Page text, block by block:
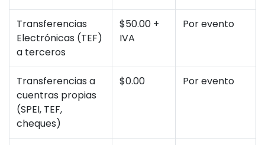
Transferencias
Electrónicas (TEF)
a terceros
$50.00 +
IVA
Por evento
Transferencias a
cuentras propias
(SPEI, TEF,
cheques)
$0.00 Por evento